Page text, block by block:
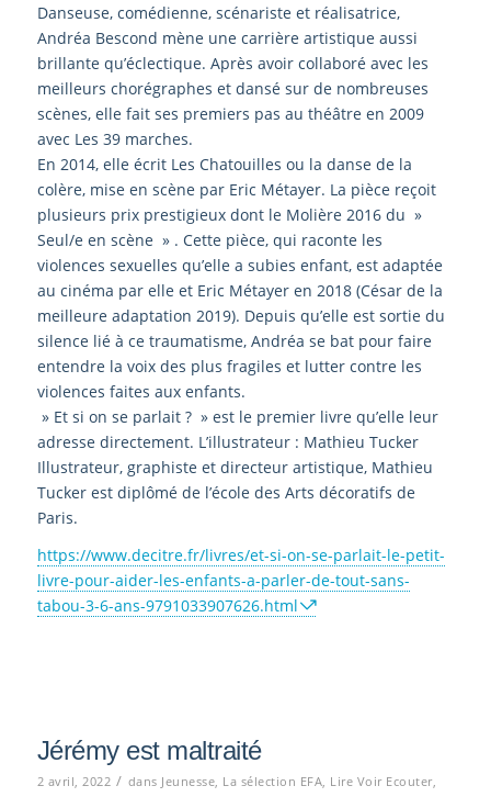
Danseuse, comédienne, scénariste et réalisatrice,
Andréa Bescond mène une carrière artistique aussi
brillante qu’éclectique. Après avoir collaboré avec les
meilleurs chorégraphes et dansé sur de nombreuses
scènes, elle fait ses premiers pas au théâtre en 2009
avec Les 39 marches.
En 2014, elle écrit Les Chatouilles ou la danse de la
colère, mise en scène par Eric Métayer. La pièce reçoit
plusieurs prix prestigieux dont le Molière 2016 du »
Seul/e en scène » . Cette pièce, qui raconte les
violences sexuelles qu’elle a subies enfant, est adaptée
au cinéma par elle et Eric Métayer en 2018 (César de la
meilleure adaptation 2019). Depuis qu’elle est sortie du
silence lié à ce traumatisme, Andréa se bat pour faire
entendre la voix des plus fragiles et lutter contre les
violences faites aux enfants.
» Et si on se parlait ? » est le premier livre qu’elle leur
adresse directement. L’illustrateur : Mathieu Tucker
Illustrateur, graphiste et directeur artistique, Mathieu
Tucker est diplômé de l’école des Arts décoratifs de
Paris.
https://www.decitre.fr/livres/et-si-on-se-parlait-le-petit-
livre-pour-aider-les-enfants-a-parler-de-tout-sans-
tabou-3-6-ans-9791033907626.html
Jérémy est maltraité
2 avril, 2022 / dans Jeunesse, La sélection EFA, Lire Voir Ecouter,